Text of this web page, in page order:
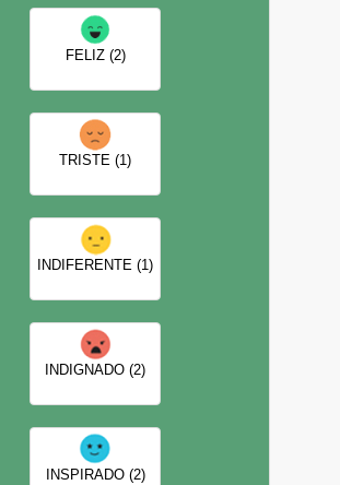
FELIZ (2)
TRISTE (1)
INDIFERENTE (1)
INDIGNADO (2)
INSPIRADO (2)